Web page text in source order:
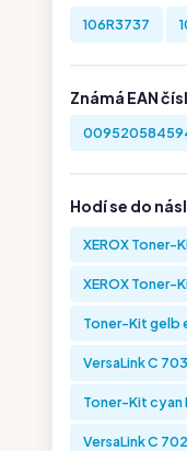
106R3737
Známá EAN
Hodí se do
XEROX
XEROX
Toner-Kit gelb
VersaLink C
Toner-Kit
VersaLink C